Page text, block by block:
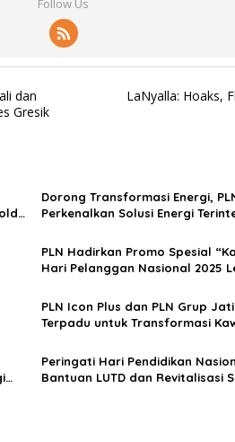
Follow Us
dan
Gresik
LaNyalla: Hoaks,
Dorong Transformasi Energi,
Perkenalkan Solusi Energi
PLN Hadirkan Promo Spesial
Hari Pelanggan Nasional 2025
PLN Icon Plus dan PLN Grup
Terpadu untuk Transformasi
Peringati Hari Pendidikan
Bantuan LUTD dan Revitalisasi